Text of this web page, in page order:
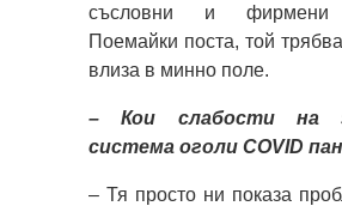
съсловни и фирмени
Поемайки поста, той
влиза в минно поле.
– Кои слабости на
система оголи COVID
– Тя просто ни показа